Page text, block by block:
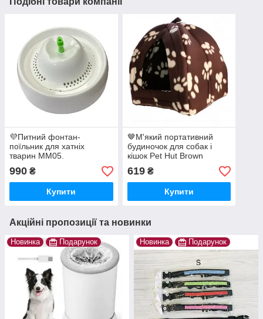
💜Питний фонтан-
поїльник для хатніх
тварин MM05.
автопоїльник для котів і
собак 1 л
990 ₴
Купити
🤎М'який портативний
будиночок для собак і
кішок Pet Hut Brown
Коричневий
619₴
Купити
Акційні пропозиції та новинки
Новинка Подарунок Новинка Подарунок